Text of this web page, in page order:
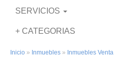
SERVICIOS
+ CATEGORIAS
Inicio » Inmuebles » Inmuebles Venta